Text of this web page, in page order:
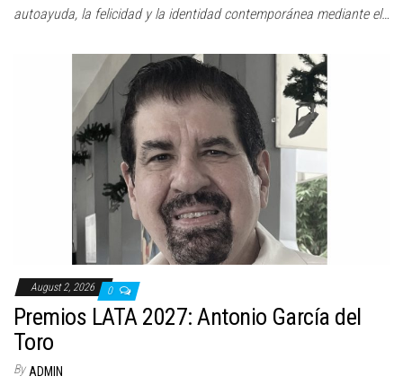
autoayuda, la felicidad y la identidad contemporánea mediante el…
August 2, 2026 0
Premios LATA 2027: Antonio García del
Toro
By ADMIN